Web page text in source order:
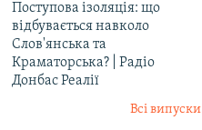
Поступова ізоляція: що
відбувається навколо
Слов'янська та
Краматорська? | Радіо
Донбас Реалії
Всі випуски